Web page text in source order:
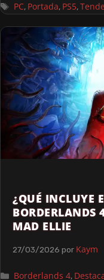
PC, Portada, PS5,
¿QUÉ INCLUYE
BORDERLANDS
MAD ELLIE
27/03/2026 por Kaym
Borderlands 4,